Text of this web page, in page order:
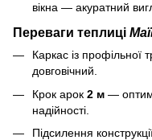
вікна — акуратний
Переваги теплиці
Каркас із профільної
довговічний.
Крок арок 2 м —
надійності.
Підсилення